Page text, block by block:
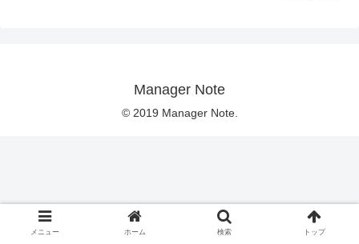
Manager Note
© 2019 Manager Note.
メニュー ホーム 検索 トップ